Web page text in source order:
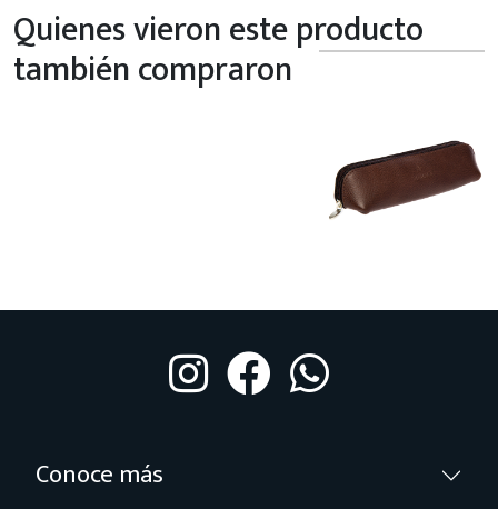
Quienes vieron este producto
también compraron
Conoce más